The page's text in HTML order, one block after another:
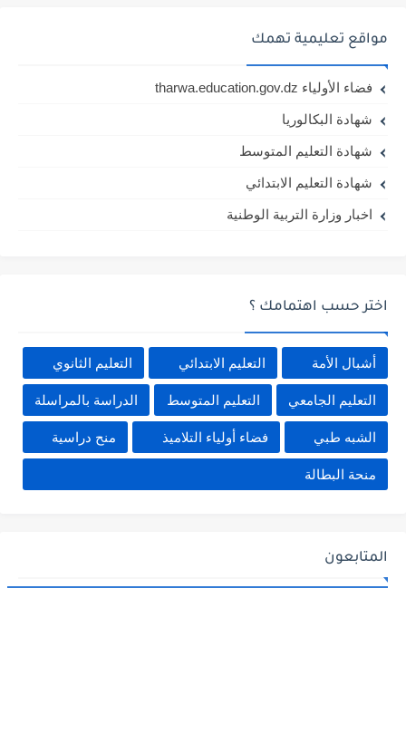
مواقع تعليمية تهمك
فضاء الأولياء tharwa.education.gov.dz
شهادة البكالوريا
شهادة التعليم المتوسط
شهادة التعليم الابتدائي
اخبار وزارة التربية الوطنية
اختر حسب اهتمامك ؟
أشبال الأمة التعليم الابتدائي التعليم الثانوي
التعليم الجامعي التعليم المتوسط الدراسة بالمراسلة
الشبه طبي فضاء أولياء التلاميذ منح دراسية
منحة البطالة
المتابعون